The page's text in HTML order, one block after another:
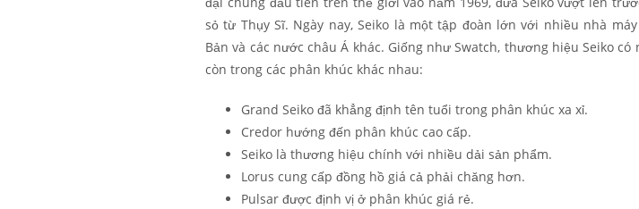
sỏ từ Thụy Sĩ. Ngày nay, Seiko là một tập đoàn lớn với nhiều nhà
Bản và các nước châu Á khác. Giống như Swatch, thương hiệu Seiko
còn trong các phân khúc khác nhau:
Grand Seiko đã khẳng định tên tuổi trong phân khúc xa xỉ.
Credor hướng đến phân khúc cao cấp.
Seiko là thương hiệu chính với nhiều dải sản phẩm.
Lorus cung cấp đồng hồ giá cả phải chăng hơn.
Pulsar được định vị ở phân khúc giá rẻ.